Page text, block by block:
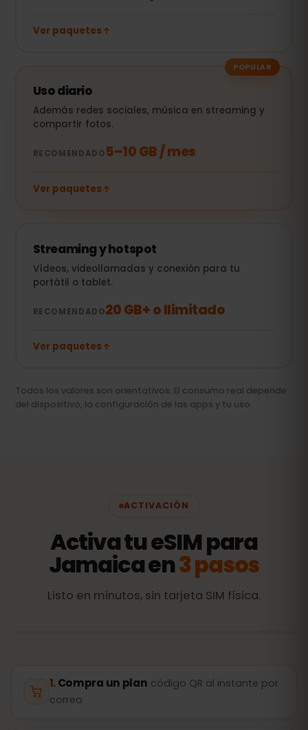
Ver paquetes
POPULAR
Uso diario
Además redes sociales, música en streaming y
compartir fotos.
RECOMENDADO5–10 GB / mes
Ver paquetes
Streaming y hotspot
Vídeos, videollamadas y conexión para tu
portátil o tablet.
RECOMENDADO20 GB+ o Ilimitado
Ver paquetes
Todos los valores son orientativos. El consumo real depende
del dispositivo, la configuración de las apps y tu uso.
ACTIVACIÓN
Activa tu eSIM para
Jamaica en3 pasos
Listo en minutos, sin tarjeta SIM física.
Compra un plan código QR al instante por
correo